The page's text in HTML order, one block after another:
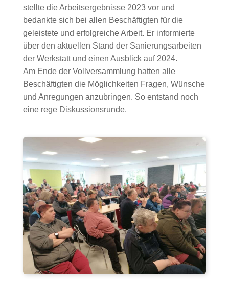
stellte die Arbeitsergebnisse 2023 vor und
bedankte sich bei allen Beschäftigten für die
geleistete und erfolgreiche Arbeit. Er informierte
über den aktuellen Stand der Sanierungsarbeiten
der Werkstatt und einen Ausblick auf 2024.
Am Ende der Vollversammlung hatten alle
Beschäftigten die Möglichkeiten Fragen, Wünsche
und Anregungen anzubringen. So entstand noch
eine rege Diskussionsrunde.